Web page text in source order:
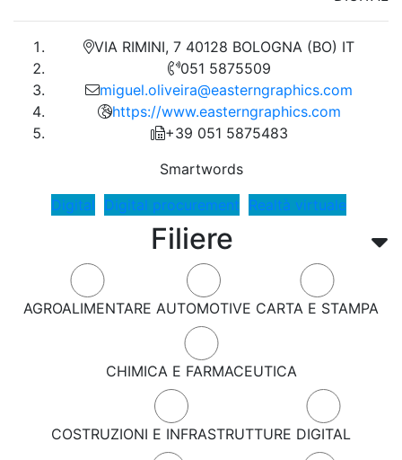
Filiere
AGROALIMENTARE AUTOMOTIVE CARTA E STAMPA
CHIMICA E FARMACEUTICA
COSTRUZIONI E INFRASTRUTTURE DIGITAL
VIA RIMINI, 7 40128 BOLOGNA (BO) IT
051 5875509
miguel.oliveira@easterngraphics.com
https://www.easterngraphics.com
+39 051 5875483
Smartwords
Digital Digital procurement Realtà virtuale